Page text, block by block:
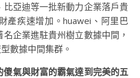
亞迪等一批新動力企業落戶貴
產疾速增加。huawei、阿里巴
企業進駐貴州樹立數據中間，
數據中間集群。
氣與財富的霸氣達到完美的五